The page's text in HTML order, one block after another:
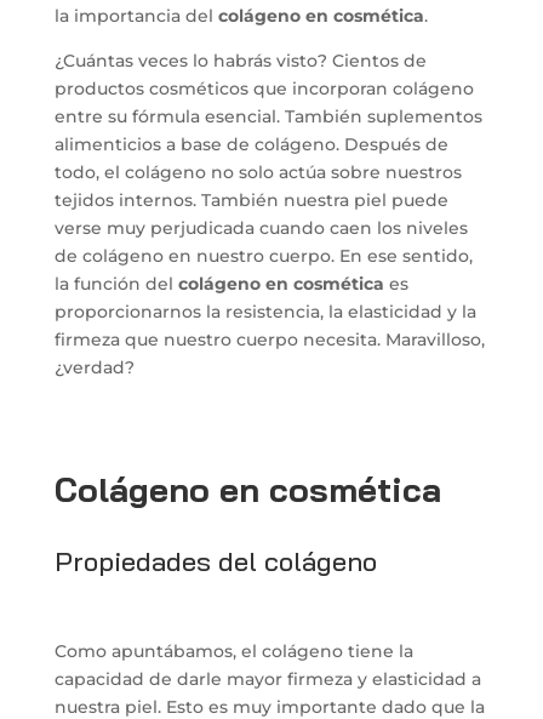
la importancia del colágeno en cosmética.
¿Cuántas veces lo habrás visto? Cientos de
productos cosméticos que incorporan colágeno
entre su fórmula esencial. También suplementos
alimenticios a base de colágeno. Después de
todo, el colágeno no solo actúa sobre nuestros
tejidos internos. También nuestra piel puede
verse muy perjudicada cuando caen los niveles
de colágeno en nuestro cuerpo. En ese sentido,
la función del colágeno en cosmética es
proporcionarnos la resistencia, la elasticidad y la
firmeza que nuestro cuerpo necesita. Maravilloso,
¿verdad?
Colágeno en cosmética
Propiedades del colágeno
Como apuntábamos, el colágeno tiene la
capacidad de darle mayor firmeza y elasticidad a
nuestra piel. Esto es muy importante dado que la